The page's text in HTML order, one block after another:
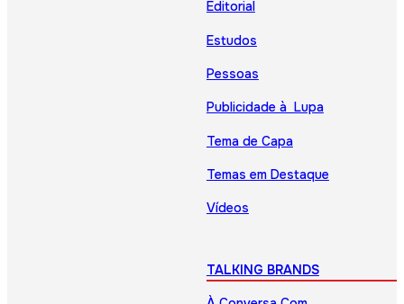
Editorial
Estudos
Pessoas
Publicidade à Lupa
Tema de Capa
Temas em Destaque
Vídeos
TALKING BRANDS